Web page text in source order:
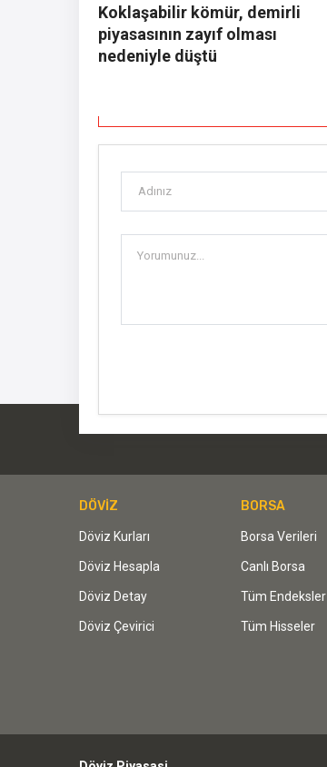
Koklaşabilir kömür, demirli
piyasasının zayıf olması
nedeniyle düştü
DÖVİZ
Döviz Kurları
Döviz Hesapla
Döviz Detay
Döviz Çevirici
BORSA
Borsa Verileri
Canlı Borsa
Tüm Endeksler
Tüm Hisseler